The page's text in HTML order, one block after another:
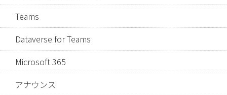
Teams
Dataverse for Teams
Microsoft 365
アナウンス